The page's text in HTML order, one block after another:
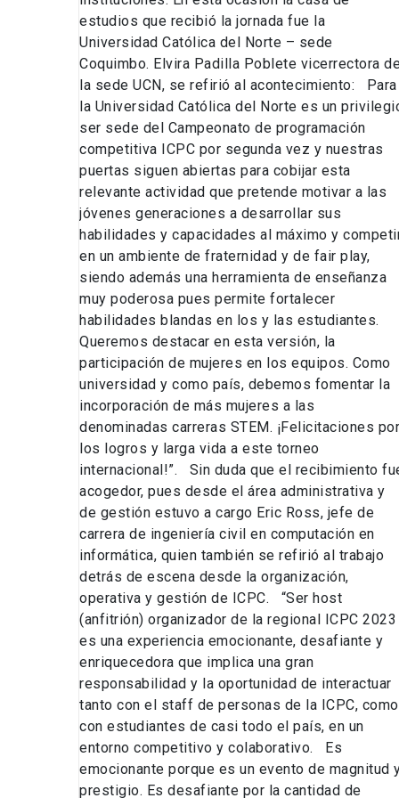
estudios que recibió la jornada fue la
Universidad Católica del Norte – sede
Coquimbo. Elvira Padilla Poblete vicerrectora
la sede UCN, se refirió al acontecimiento: Para
la Universidad Católica del Norte es un
ser sede del Campeonato de programación
competitiva ICPC por segunda vez y nuestras
puertas siguen abiertas para cobijar esta
relevante actividad que pretende motivar a las
jóvenes generaciones a desarrollar sus
habilidades y capacidades al máximo y
en un ambiente de fraternidad y de fair play,
siendo además una herramienta de enseñanza
muy poderosa pues permite fortalecer
habilidades blandas en los y las estudiantes.
Queremos destacar en esta versión, la
participación de mujeres en los equipos. Como
universidad y como país, debemos fomentar la
incorporación de más mujeres a las
denominadas carreras STEM. ¡Felicitaciones por
los logros y larga vida a este torneo
internacional!”. Sin duda que el recibimiento
acogedor, pues desde el área administrativa y
de gestión estuvo a cargo Eric Ross, jefe de
carrera de ingeniería civil en computación en
informática, quien también se refirió al trabajo
detrás de escena desde la organización,
operativa y gestión de ICPC. “Ser host
(anfitrión) organizador de la regional ICPC 2023
es una experiencia emocionante, desafiante y
enriquecedora que implica una gran
responsabilidad y la oportunidad de interactuar
tanto con el staff de personas de la ICPC, como
con estudiantes de casi todo el país, en un
entorno competitivo y colaborativo. Es
emocionante porque es un evento de magnitud
prestigio. Es desafiante por la cantidad de